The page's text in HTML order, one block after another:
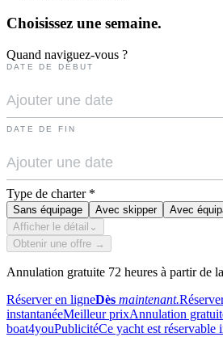
Choisissez une semaine.
Quand naviguez-vous ?
DATE DE DÉBUT
DATE DE FIN
Type de charter *
Sans équipage Avec skipper
Avec
Afficher le détail ⌄
Obtenir une offre →
Annulation gratuite 72 heures à partir de
Réserver en ligneDès maintenant.
instantanéeMeilleur prixAnnulation
boat4youPublicitéCe yacht est réservable